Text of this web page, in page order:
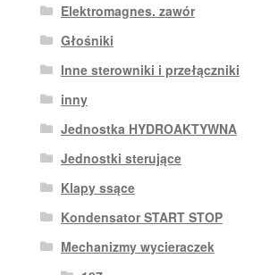
Elektromagnes. zawór
Głośniki
Inne sterowniki i przełączniki
inny
Jednostka HYDROAKTYWNA
Jednostki sterujące
Klapy ssące
Kondensator START STOP
Mechanizmy wycieraczek